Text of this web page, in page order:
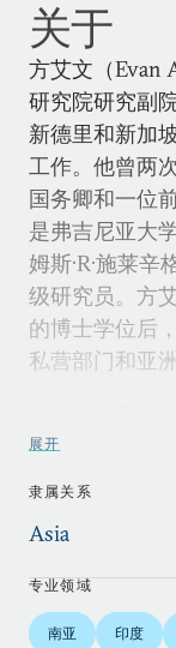
关于
方艾文（Evan
研究院研究副
新德里和新加
工作。他曾两
国务卿和一位
是弗吉尼亚大
姆斯·R·施莱
级研究员。方
的博士学位后
私营部门和亚
担任过主管南
年-2009年），
的政策规划组
务卿罗伯特•佐
利克推动美中
展开
隶属关系
Asia
专业领域
南亚 印度